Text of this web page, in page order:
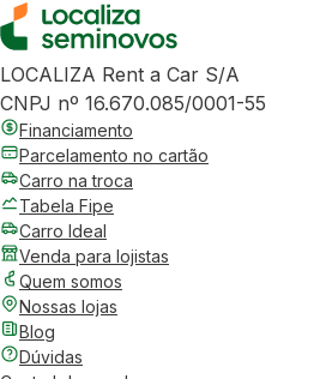
LOCALIZA Rent a Car S/A
CNPJ nº 16.670.085/0001-55
Financiamento
Parcelamento no cartão
Carro na troca
Tabela Fipe
Carro Ideal
Venda para lojistas
Quem somos
Nossas lojas
Blog
Dúvidas